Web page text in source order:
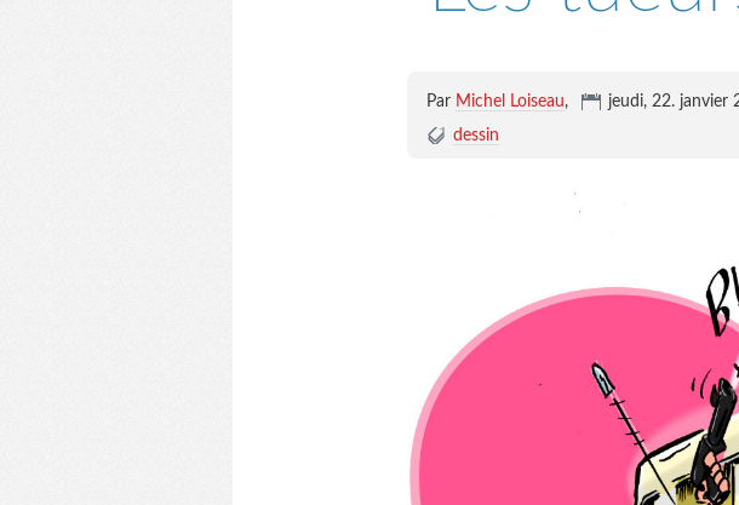
Par Michel Loiseau, jeudi, 22. janvier
dessin